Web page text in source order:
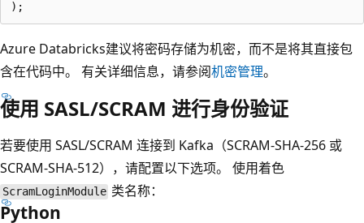
Azure Databricks建议将密码存储为机密，而不是将其直接包
含在代码中。 有关详细信息，请参阅机密管理。
使用 SASL/SCRAM 进行身份验证
若要使用 SASL/SCRAM 连接到 Kafka（SCRAM-SHA-256 或
SCRAM-SHA-512），请配置以下选项。 使用着色
ScramLoginModule 类名称：
Python